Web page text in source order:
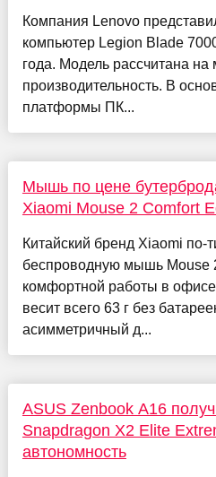
Компания Lenovo
компьютер Legion Blade
года. Модель рассчитана
производительность. В
платформы ПК...
Мышь по цене
Xiaomi Mouse 2 Comfort
Китайский бренд Xiaomi по-
беспроводную мышь Mouse
комфортной работы в
весит всего 63 г без
асимметричный д...
ASUS Zenbook A16
Snapdragon X2 Elite
автономность